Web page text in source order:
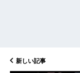
新しい記事